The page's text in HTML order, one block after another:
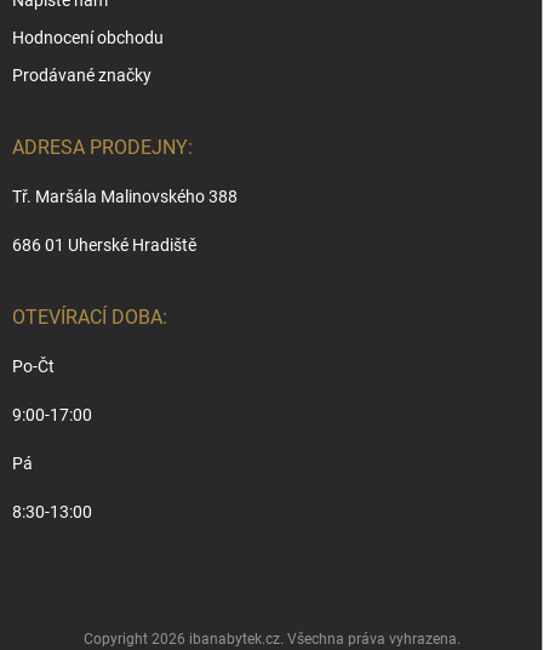
Hodnocení obchodu
Prodávané značky
ADRESA PRODEJNY:
Tř. Maršála Malinovského 388
686 01 Uherské Hradiště
OTEVÍRACÍ DOBA:
Po-Čt
9:00-17:00
Pá
8:30-13:00
Copyright 2026 ibanabytek.cz. Všechna práva vyhrazena.